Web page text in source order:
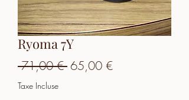
Ryoma 7Y
71,00 € Prix
65,00 €Prix
Taxe Incluse